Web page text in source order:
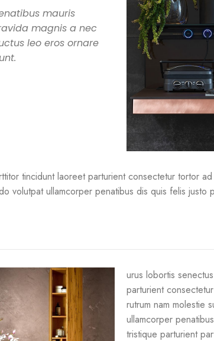
mauris
magnis a nec
leo eros ornare
tincidunt laoreet parturient consectetur tortor
volutpat ullamcorper penatibus dis quis felis justo
urus lobortis
parturient
rutrum nam molestie
ullamcorper
tristique parturient